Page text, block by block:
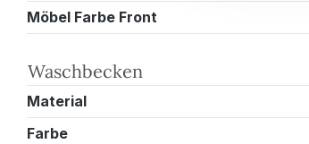
Möbel Farbe Front
Waschbecken
Material
Farbe